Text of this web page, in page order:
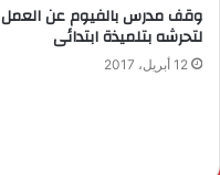
وقف مدرس بالفيوم عن العمل
لتحرشه بتلميذة ابتدائى
12 أبريل، 2017